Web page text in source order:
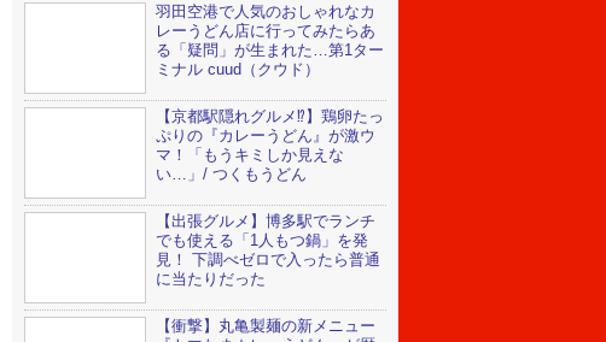
羽田空港で人気のおしゃれなカ
レーうどん店に行ってみたらあ
る「疑問」が生まれた…第1ター
ミナル cuud（クウド）
【京都駅隠れグルメ⁉︎】鶏卵たっ
ぷりの『カレーうどん』が激ウ
マ！「もうキミしか見えな
い…」/ つくもうどん
【出張グルメ】博多駅でランチ
でも使える「1人もつ鍋」を発
見！ 下調べゼロで入ったら普通
に当たりだった
【衝撃】丸亀製麺の新メニュー